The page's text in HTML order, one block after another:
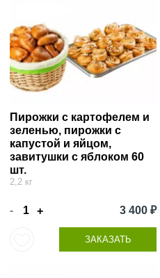
Пирожки с картофелем и
зеленью, пирожки с
капустой и яйцом,
завитушки с яблоком 60
шт.
2,2 кг
- + 3 400 ₽
ЗАКАЗАТЬ